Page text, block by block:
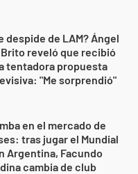
despide de LAM? Ángel
reveló que recibió
tentadora propuesta
"Me sorprendió"
en el mercado de
tras jugar el Mundial
Argentina, Facundo
cambia de club